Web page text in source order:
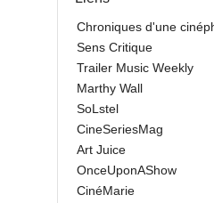
Chroniques d'une
Sens Critique
Trailer Music Weekly
Marthy Wall
SoLstel
CineSeriesMag
Art Juice
OnceUponAShow
CinéMarie